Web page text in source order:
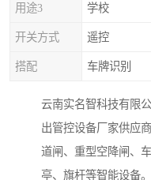
用途3 学校
开关方式 遥控
搭配 车牌识别
云南实名智科技有限
出管控设备厂家供应
道闸、重型空降闸、
亭、旗杆等智能设备。